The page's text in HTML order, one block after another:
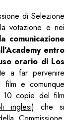
di Selezione
votazione e nei
comunicazione
entro
orario di Los
a far pervenire
film e comunque
10 copie del film
inglesi) che si